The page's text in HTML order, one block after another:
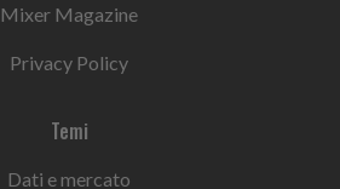
Mixer Magazine
Privacy Policy
Temi
Dati e mercato